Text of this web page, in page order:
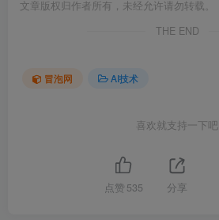
文章版权归作者所有，未经允许请勿转载。
THE END
冒泡网 AI技术
喜欢就支持一下吧
点赞 535 分享